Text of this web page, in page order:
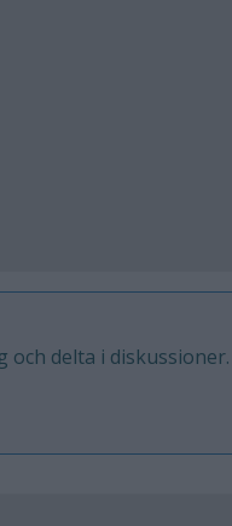
delta i diskussioner.